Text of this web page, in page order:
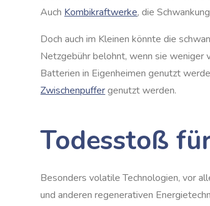
Auch Kombikraftwerke, die
Doch auch im Kleinen könnte die
Netzgebühr belohnt, wenn sie weniger
Batterien in Eigenheimen genutzt
Zwischenpuffergenutzt werden.
Todesstoß
Besonders volatile Technologien, vor
und anderen regenerativen